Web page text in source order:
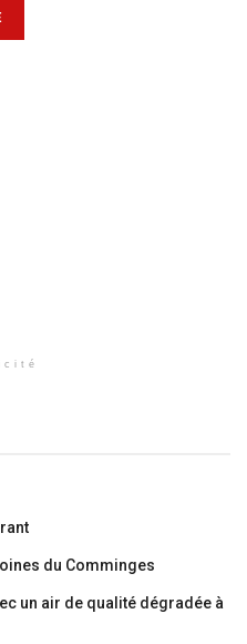
du Comminges
un air de qualité dégradée à